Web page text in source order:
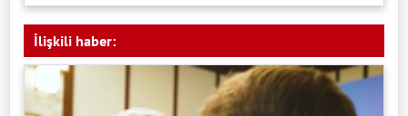
İlişkili haber: